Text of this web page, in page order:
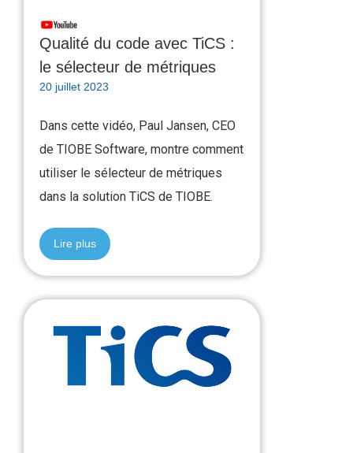
Qualité du code avec TiCS :
le sélecteur de métriques
20 juillet 2023
Dans cette vidéo, Paul Jansen, CEO
de TIOBE Software, montre comment
utiliser le sélecteur de métriques
dans la solution TiCS de TIOBE.
Lire plus